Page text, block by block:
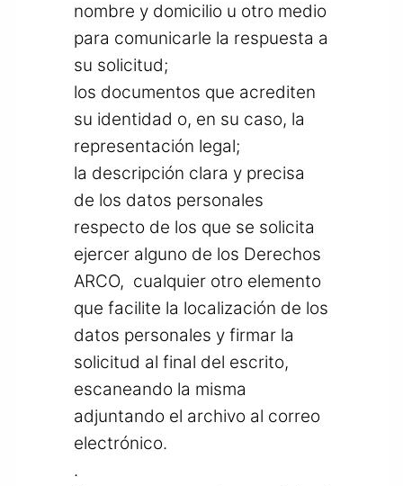
nombre y domicilio u otro medio
para comunicarle la respuesta a
su solicitud;
los documentos que acrediten
su identidad o, en su caso, la
representación legal;
la descripción clara y precisa
de los datos personales
respecto de los que se solicita
ejercer alguno de los Derechos
ARCO, cualquier otro elemento
que facilite la localización de los
datos personales y firmar la
solicitud al final del escrito,
escaneando la misma
adjuntando el archivo al correo
electrónico.
.